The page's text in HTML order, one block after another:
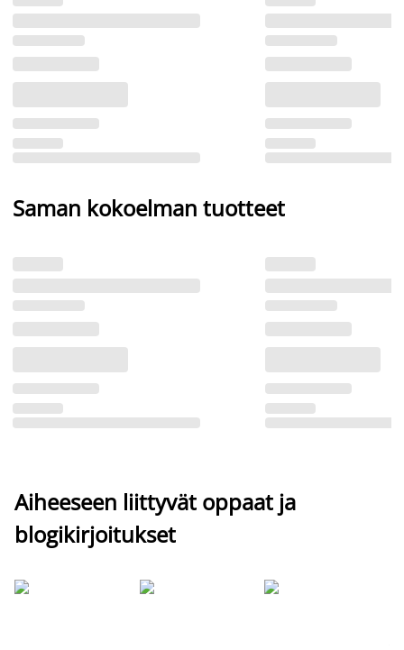
Saman kokoelman tuotteet
Aiheeseen liittyvät oppaat ja
blogikirjoitukset